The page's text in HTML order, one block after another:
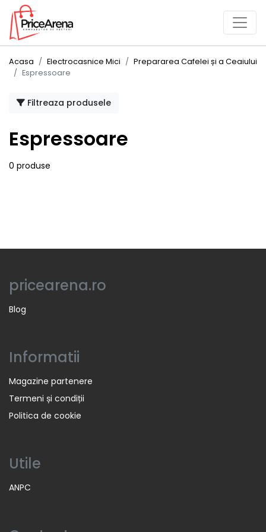
Acasa Electrocasnice Mici
Prepararea Cafelei și a Ceaiului
Espressoare
Filtreaza produsele
Espressoare
0 produse
pricearena.ro
Blog
Informatii
Magazine partenere
Termeni și condiții
Politica de cookie
Utile
ANPC